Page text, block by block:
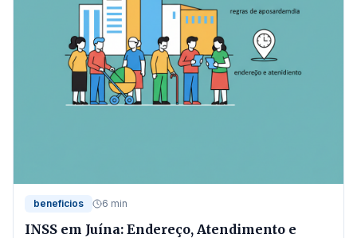
beneficios 6 min
INSS em Juína: Endereço, Atendimento e